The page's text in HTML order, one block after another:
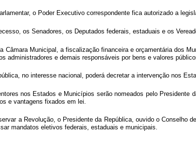
o Poder Executivo correspondente fica autorizado a
os Senadores, os Deputados federais, estaduais e os
Câmara Municipal, a fiscalização financeira e orçamentária dos
administradores e demais responsáveis por bens e valores
no interesse nacional, poderá decretar a intervenção nos
nos Estados e Municípios serão nomeados pelo
e vantagens fixados em lei.
a Revolução, o Presidente da República, ouvido o
mandatos eletivos federais, estaduais e municipais.